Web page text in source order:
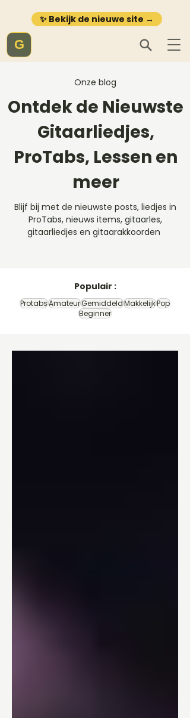
✨ Bekijk de nieuwe site →
G
Onze blog
Ontdek de Nieuwste
Gitaarliedjes,
ProTabs, Lessen en
meer
Blijf bij met de nieuwste posts, liedjes in
ProTabs, nieuws items, gitaarles,
gitaarliedjes en gitaarakkoorden
Populair :
ProtabsAmateurGemiddeldMakkelijkPop
Beginner